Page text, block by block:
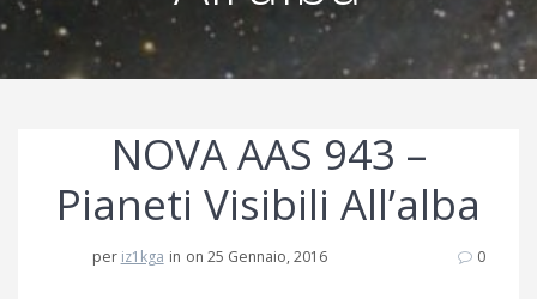
NOVA AAS 943 –
Pianeti Visibili All’alba
per iz1kga in on 25 Gennaio, 2016 0